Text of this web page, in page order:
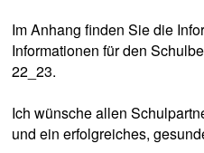
Im Anhang finden Sie die
Informationen für den
22_23.
Ich wünsche allen
und ein erfolgreiches,